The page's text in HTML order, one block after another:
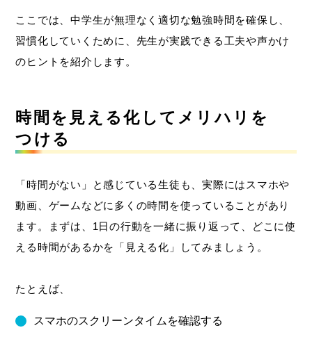
ここでは、中学生が無理なく適切な勉強時間を確保し、
習慣化していくために、先生が実践できる工夫や声かけ
のヒントを紹介します。
時間を見える化してメリハリを
つける
「時間がない」と感じている生徒も、実際にはスマホや
動画、ゲームなどに多くの時間を使っていることがあり
ます。まずは、1日の行動を一緒に振り返って、どこに使
える時間があるかを「見える化」してみましょう。
たとえば、
スマホのスクリーンタイムを確認する